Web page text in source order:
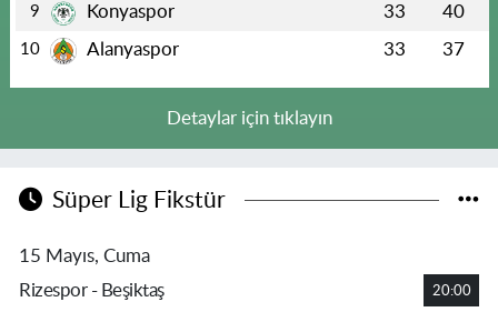
9 Konyaspor 33 40
10 Alanyaspor 33 37
Detaylar için tıklayın
Süper Lig Fikstür
15 Mayıs, Cuma
Rizespor - Beşiktaş
20:00